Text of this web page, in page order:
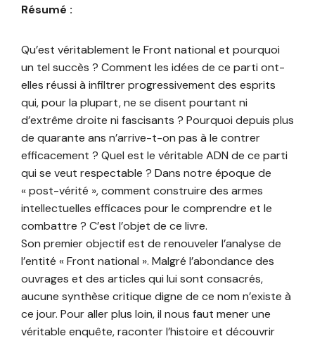
Résumé :
Qu’est véritablement le Front national et pourquoi
un tel succès ? Comment les idées de ce parti ont-
elles réussi à infiltrer progressivement des esprits
qui, pour la plupart, ne se disent pourtant ni
d’extrême droite ni fascisants ? Pourquoi depuis plus
de quarante ans n’arrive-t-on pas à le contrer
efficacement ? Quel est le véritable ADN de ce parti
qui se veut respectable ? Dans notre époque de
« post-vérité », comment construire des armes
intellectuelles efficaces pour le comprendre et le
combattre ? C’est l’objet de ce livre.
Son premier objectif est de renouveler l’analyse de
l’entité « Front national ». Malgré l’abondance des
ouvrages et des articles qui lui sont consacrés,
aucune synthèse critique digne de ce nom n’existe à
ce jour. Pour aller plus loin, il nous faut mener une
véritable enquête, raconter l’histoire et découvrir